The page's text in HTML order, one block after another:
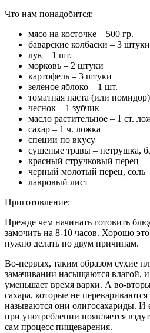
Что нам понадобится:
мясо на косточке – 500 гр.
баварские колбаски – 3 штуки
лук – 1 шт.
морковь – 2 штуки
картофель – 3 штуки
зеленое яблоко – 1 шт.
томатная паста (или
чеснок – 1 зубчик
масло растительное – 1 ст.
сахар – 1 ч. ложка
специи по вкусу
сушеные травы – петрушка,
красный стручковый перец
черный молотый перец, соль
лавровый лист
Приготовление:
Прежде чем начинать готовить
замочить на 8-10 часов. Хорошо
нужно делать по двум причинам.
Во-первых, таким образом сухие
замачивании насыщаются влагой, и
уменьшает время варки. А во-
сахара, которые не
называются они олигосахариды. И
при употреблении появляется
сам процесс пищеварения.